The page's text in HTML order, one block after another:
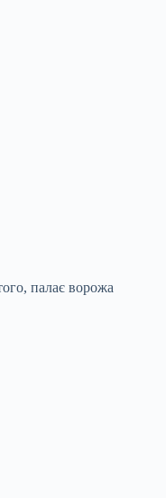
палає ворожа